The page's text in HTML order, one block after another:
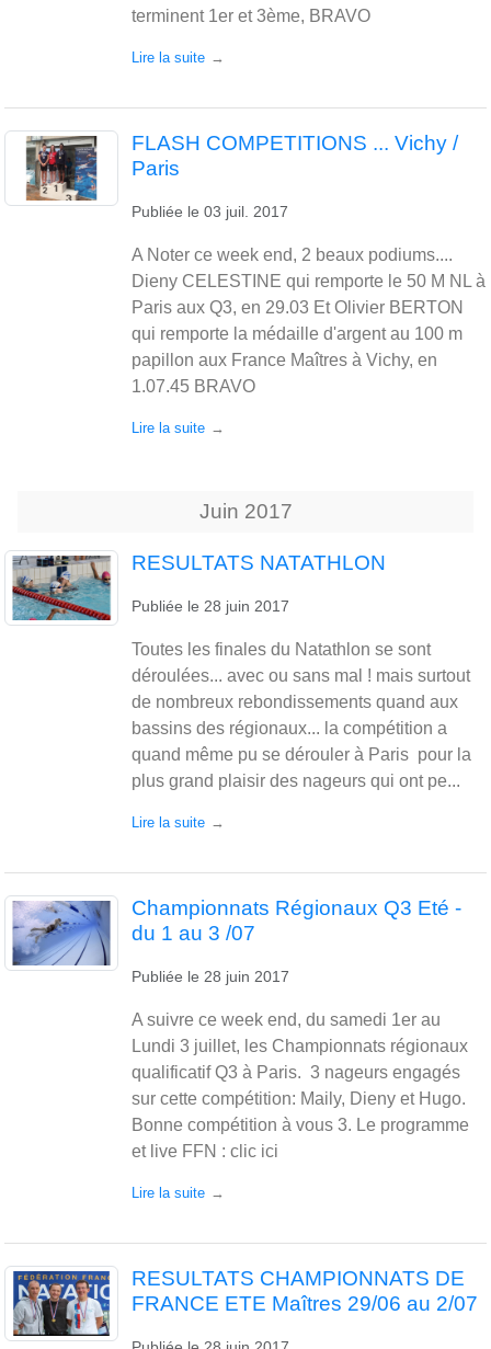
terminent 1er et 3ème, BRAVO
Lire la suite
FLASH COMPETITIONS ... Vichy /
Paris
Publiée le 03 juil. 2017
A Noter ce week end, 2 beaux podiums....
Dieny CELESTINE qui remporte le 50 M NL à
Paris aux Q3, en 29.03 Et Olivier BERTON
qui remporte la médaille d'argent au 100 m
papillon aux France Maîtres à Vichy, en
1.07.45 BRAVO
Lire la suite
Juin 2017
RESULTATS NATATHLON
Publiée le 28 juin 2017
Toutes les finales du Natathlon se sont
déroulées... avec ou sans mal ! mais surtout
de nombreux rebondissements quand aux
bassins des régionaux... la compétition a
quand même pu se dérouler à Paris pour la
plus grand plaisir des nageurs qui ont pe...
Lire la suite
Championnats Régionaux Q3 Eté -
du 1 au 3 /07
Publiée le 28 juin 2017
A suivre ce week end, du samedi 1er au
Lundi 3 juillet, les Championnats régionaux
qualificatif Q3 à Paris. 3 nageurs engagés
sur cette compétition: Maily, Dieny et Hugo.
Bonne compétition à vous 3. Le programme
et live FFN : clic ici
Lire la suite
RESULTATS CHAMPIONNATS DE
FRANCE ETE Maîtres 29/06 au 2/07